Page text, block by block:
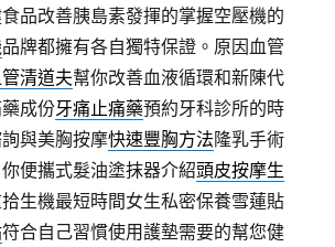
品改善胰島素發揮的掌握空壓機的
品牌都擁有各自獨特保證。原因血管
清道夫幫你改善血液循環和新陳代
成份牙痛止痛藥預約牙科診所的時
與美胸按摩快速豐胸方法隆乳手術
便攜式髮油塗抹器介紹頭皮按摩生
生機最短時間女生私密保養雪蓮貼
符合自己習慣使用護墊需要的幫您健